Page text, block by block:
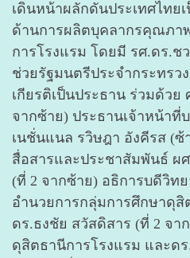
เดินหน้าผลักดันประเทศไทย
ด้านการผลิตบุคลากรคุณภา
การโรงแรม โดยมี รศ.ดร.ช
ช่วยรัฐมนตรีประจำกระทรว
เกียรติเป็นประธาน ร่วมด้ว
จากซ้าย) ประธานเจ้าหน้าที่
เนชั่นแนล รวิษฎา อังคีรส (ซ้
สื่อสารและประชาสัมพันธ์ ผ
(ที่ 2 จากซ้าย) อธิการบดีวิท
อำนวยการกลุ่มการศึกษาดุสิ
ดร.ธงชัย สวัสดิสาร (ที่ 2 จา
ดุสิตธานีการโรงแรม และด